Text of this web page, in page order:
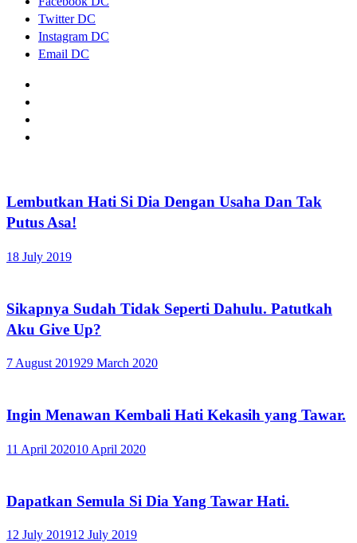
Twitter DC
Instagram DC
Email DC
Lembutkan Hati Si Dia Dengan Usaha Dan Tak
Putus Asa!
18 July 2019
Sikapnya Sudah Tidak Seperti Dahulu. Patutkah
Aku Give Up?
7 August 201929 March 2020
Ingin Menawan Kembali Hati Kekasih yang Tawar.
11 April 202010 April 2020
Dapatkan Semula Si Dia Yang Tawar Hati.
12 July 201912 July 2019